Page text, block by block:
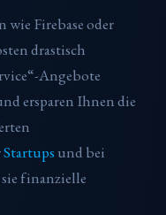
Firebase oder
drastisch
Angebote
ersparen Ihnen die
Startups und bei
finanzielle